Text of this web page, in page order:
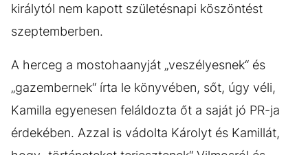
királytól nem kapott születésnapi köszöntést
szeptemberben.
A herceg a mostohaanyját „veszélyesnek“ és
„gazembernek“ írta le könyvében, sőt, úgy véli,
Kamilla egyenesen feláldozta őt a saját jó PR-ja
érdekében. Azzal is vádolta Károlyt és Kamillát,